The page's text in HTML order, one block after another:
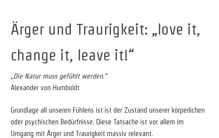
Ärger und Traurigkeit: „love it,
change it, leave it!“
„Die Natur muss gefühlt werden.“
Alexander von Humboldt
Grundlage all unseren Fühlens ist ist der Zustand unserer körperlichen
oder psychischen Bedürfnisse. Diese Tatsache ist vor allem im
Umgang mit Ärger und Traurigkeit massiv relevant.